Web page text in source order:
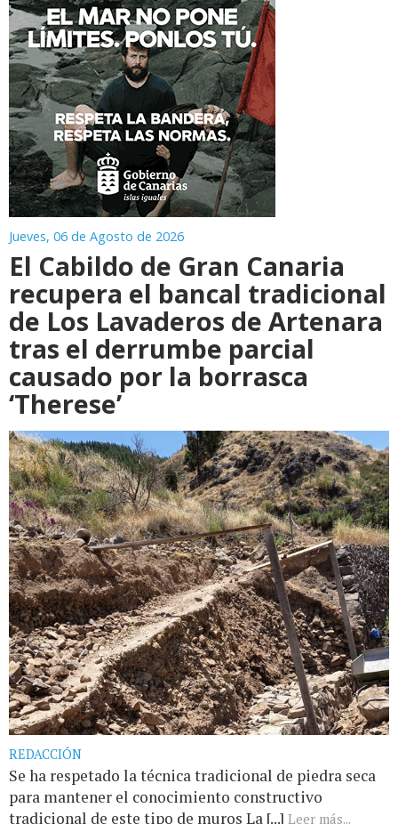
Jueves, 06 de Agosto de 2026
El Cabildo de Gran Canaria
recupera el bancal tradicional
de Los Lavaderos de Artenara
tras el derrumbe parcial
causado por la borrasca
‘Therese’
REDACCIÓN
Se ha respetado la técnica tradicional de piedra seca
para mantener el conocimiento constructivo
tradicional de este tipo de muros La [...] Leer más...